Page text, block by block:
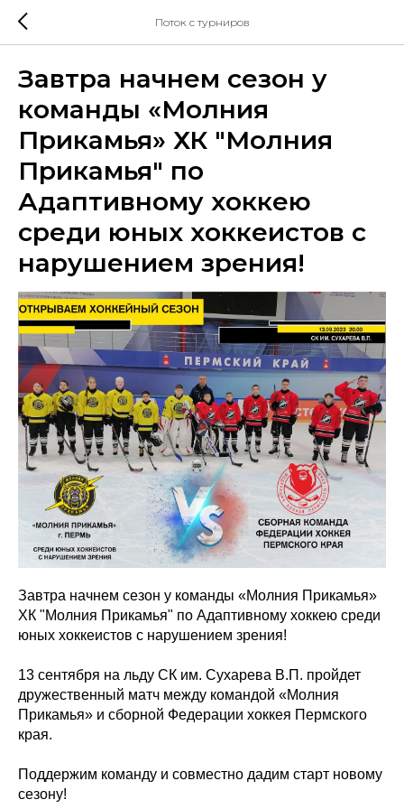
Поток с турниров
Завтра начнем сезон у
команды «Молния
Прикамья» ХК "Молния
Прикамья" по
Адаптивному хоккею
среди юных хоккеистов с
нарушением зрения!
Завтра начнем сезон у команды «Молния Прикамья»
ХК "Молния Прикамья" по Адаптивному хоккею среди
юных хоккеистов с нарушением зрения!
13 сентября на льду СК им. Сухарева В.П. пройдет
дружественный матч между командой «Молния
Прикамья» и сборной Федерации хоккея Пермского
края.
Поддержим команду и совместно дадим старт новому
сезону!